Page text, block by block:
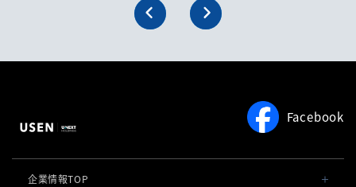
Facebook
企業情報TOP